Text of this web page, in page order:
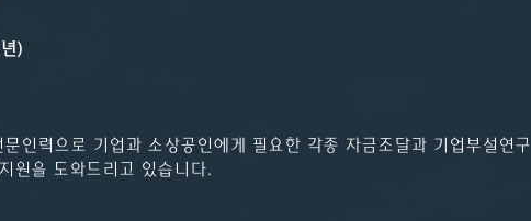
)
인력으로 기업과 소상공인에게 필요한 각종 자금조달과 기업부설연구
원을 도와드리고 있습니다.